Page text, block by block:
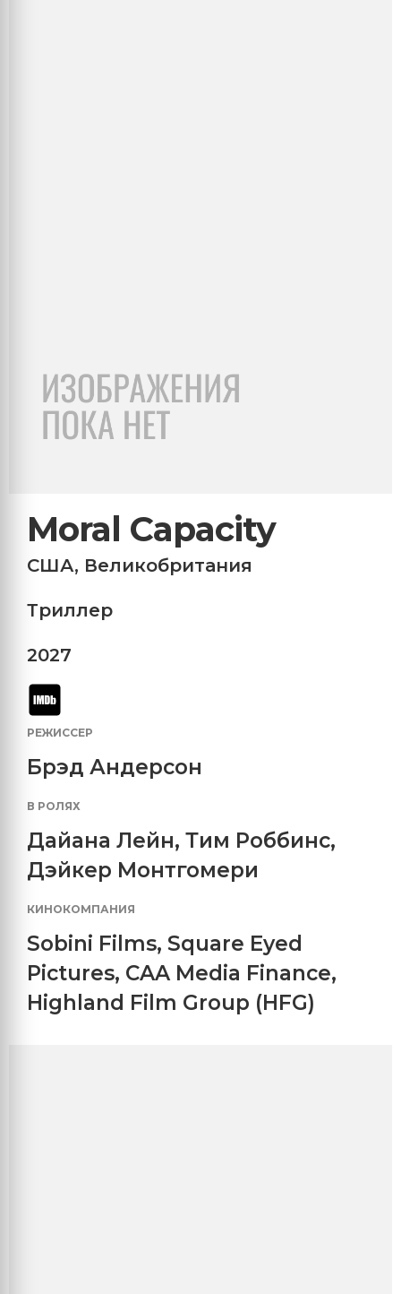
Moral Capacity
США, Великобритания
Триллер
2027
РЕЖИССЕР
Брэд Андерсон
В РОЛЯХ
Дайана Лейн, Тим Роббинс,
Дэйкер Монтгомери
КИНОКОМПАНИЯ
Sobini Films, Square Eyed
Pictures, CAA Media Finance,
Highland Film Group (HFG)